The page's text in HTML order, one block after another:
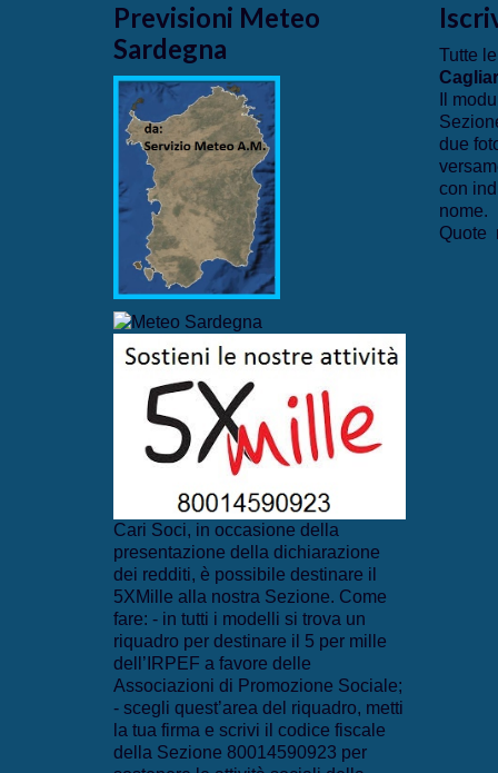
Previsioni Meteo
Sardegna
Cari Soci, in occasione della
presentazione della dichiarazione
dei redditi, è possibile destinare il
5XMille alla nostra Sezione. Come
fare: - in tutti i modelli si trova un
riquadro per destinare il 5 per mille
dell’IRPEF a favore delle
Associazioni di Promozione Sociale;
- scegli quest’area del riquadro, metti
la tua firma e scrivi il codice fiscale
della Sezione 80014590923 per
Tutte
Il
due
con
nome.
Quote